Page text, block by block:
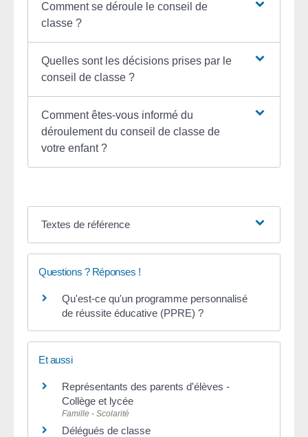
Comment se déroule le conseil de
classe ?
Quelles sont les décisions prises par le
conseil de classe ?
Comment êtes-vous informé du
déroulement du conseil de classe de
votre enfant ?
Textes de référence
Questions ? Réponses !
Qu'est-ce qu'un programme personnalisé
de réussite éducative (PPRE) ?
Et aussi
Représentants des parents d'élèves -
Collège et lycée
Famille - Scolarité
Délégués de classe